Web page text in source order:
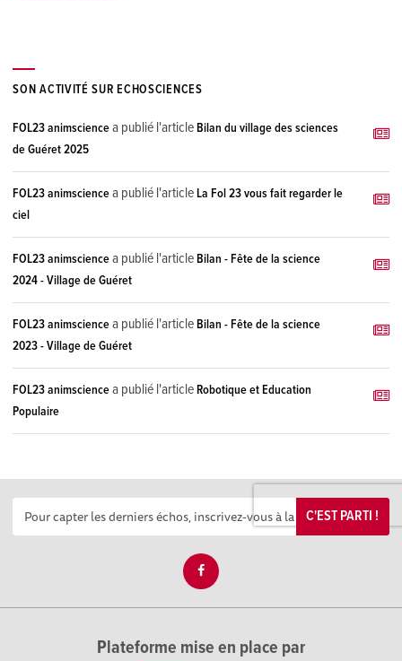
SON ACTIVITÉ SUR ECHOSCIENCES
FOL23 animsciencea publié l'articleBilan du village des sciences
de Guéret 2025
FOL23 animsciencea publié l'articleLa Fol 23 vous fait regarder le
ciel
FOL23 animsciencea publié l'articleBilan - Fête de la science
2024 - Village de Guéret
FOL23 animsciencea publié l'articleBilan - Fête de la science
2023 - Village de Guéret
FOL23 animsciencea publié l'articleRobotique et Education
Populaire
C'EST PARTI !
Plateforme mise en place par